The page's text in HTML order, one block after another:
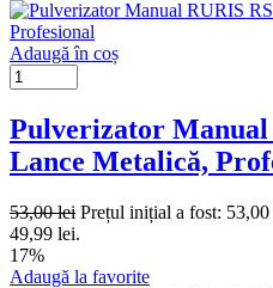
Adaugă în coș
Pulverizator Manual
Lance Metalică,
53,00lei Prețul inițial a fost: 53,00
49,99 lei.
17%
Adaugă la favorite